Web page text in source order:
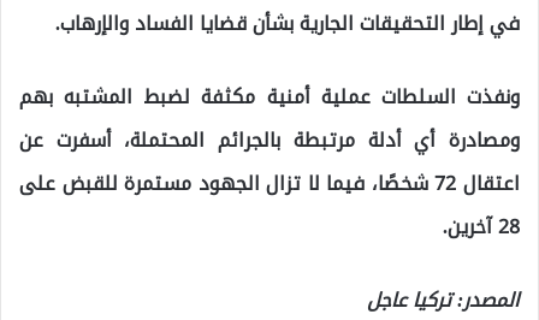
في إطار التحقيقات الجارية بشأن قضايا الفساد والإرهاب.
ونفذت السلطات عملية أمنية مكثفة لضبط المشتبه بهم
ومصادرة أي أدلة مرتبطة بالجرائم المحتملة، أسفرت عن
اعتقال 72 شخصًا، فيما لا تزال الجهود مستمرة للقبض على
28 آخرين.
المصدر: تركيا عاجل